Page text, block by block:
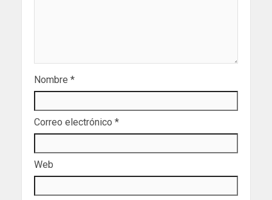
Nombre *
Correo electrónico *
Web